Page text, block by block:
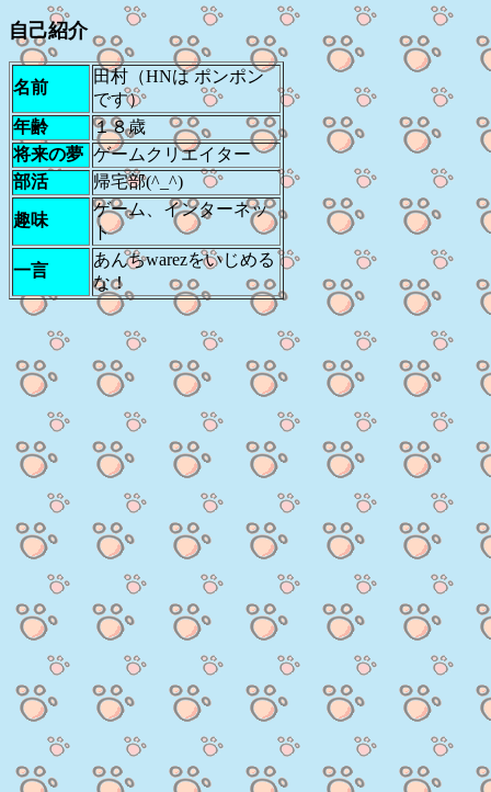
自己紹介
名前
田村（HNは ポンポン
です）
年齢
１８歳
将来の夢 ゲームクリエイター
部活
帰宅部(^_^)
趣味
ゲーム、インターネッ
ト
一言
あんちwarezをいじめる
な！